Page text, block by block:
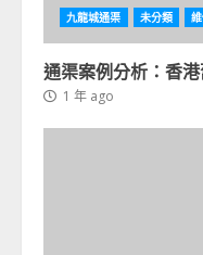
九龍城通渠 未分類
通渠案例分析：香
1 年 ago